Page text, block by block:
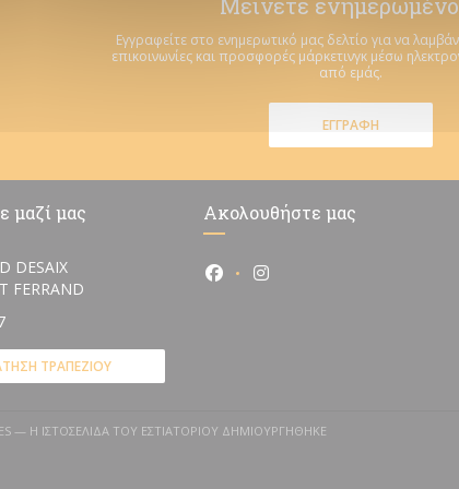
Εγγραφείτε στο ενημερωτικό μας δελτίο για να
επικοινωνίες και προσφορές μάρκετινγκ μέσω
από εμάς.
ΕΓΓΡΑΦΉ
μαζί μας
DESAIX
FERRAND ((ανοίγει σε νέο παράθυρο))
ΤΡΑΠΕΖΙΟΎ
Ακολουθήστε μας
Facebook ((ανοίγει σε νέο
Instagram ((ανοίγει σε
— Η ΙΣΤΟΣΕΛΊΔΑ ΤΟΥ ΕΣΤΙΑΤΟΡΊΟΥ ΔΗΜΙΟΥΡΓΉΘΗΚΕ
ΣΕ ΝΈΟ ΠΑΡΆΘΥΡΟ))